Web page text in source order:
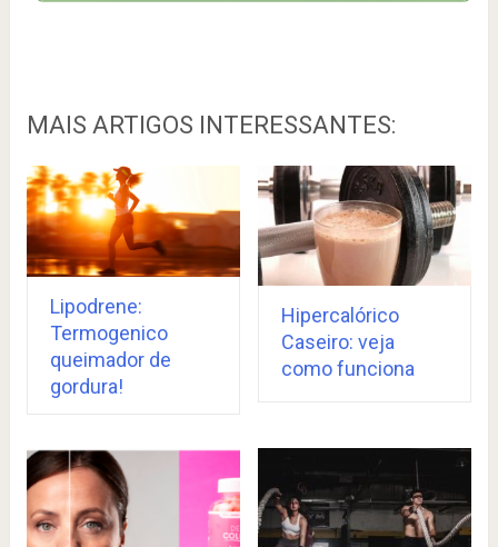
MAIS ARTIGOS INTERESSANTES:
Lipodrene:
Termogenico
queimador de
gordura!
Hipercalórico
Caseiro: veja
como funciona